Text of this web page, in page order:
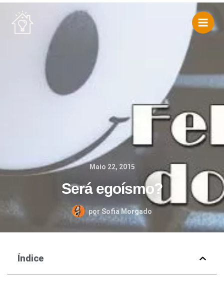
Skip
content
Maio 22, 2015
Será egoísmo?
por Sofia Morgado
Índice